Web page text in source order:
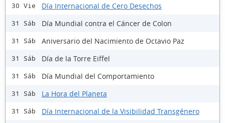
30 Vie Día Internacional de Cero Desechos
31 Sáb Día Mundial contra el Cáncer de Colon
31 Sáb Aniversario del Nacimiento de Octavio Paz
31 Sáb Día de la Torre Eiffel
31 Sáb Día Mundial del Comportamiento
31 Sáb La Hora del Planeta
31 Sáb Día Internacional de la Visibilidad Transgénero